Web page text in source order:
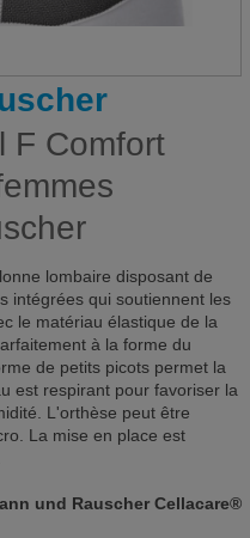
F Comfort
lombaire disposant de
intégrées qui soutiennent les
le matériau élastique de la
à la forme du
de petits picots permet la
est respirant pour favoriser la
L'orthèse peut être
La mise en place est
und Rauscher Cellacare®